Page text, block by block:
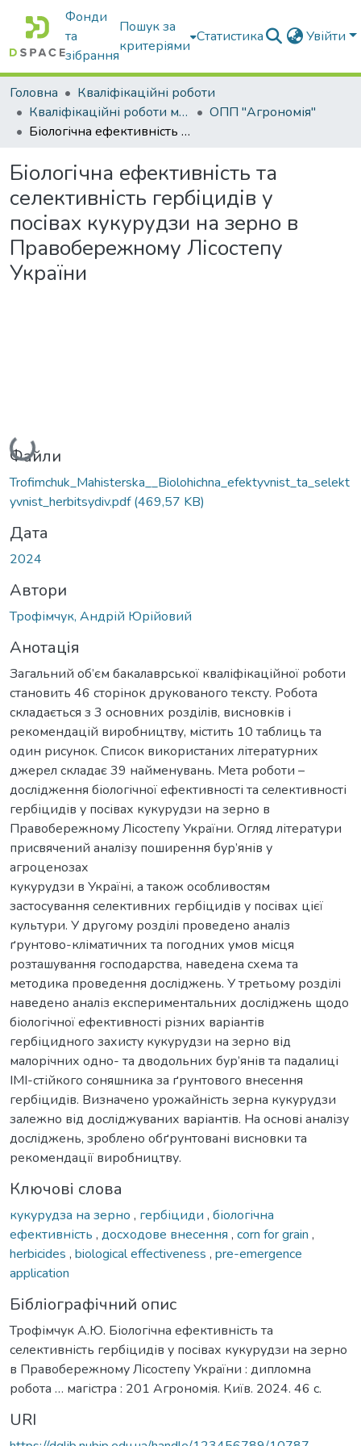
Фонди
та
зібрання
Пошук за
критеріями
Статистика Увійти
Головна
Кваліфікаційні роботи
Кваліфікаційні роботи магістрів
ОПП "Агрономія"
Біологічна ефективність та селективність гербіцидів у посівах кукурудзи на зерно в Правобережному Лісостепу України
Біологічна ефективність та
селективність гербіцидів у
посівах кукурудзи на зерно в
Правобережному Лісостепу
України
Вантажиться...
Файли
Trofimchuk_Mahisterska__Biolohichna_efektyvnist_ta_selekt
yvnist_herbitsydiv.pdf(469,57 KB)
Дата
2024
Автори
Трофімчук, Андрій Юрійовий
Анотація
Загальний об’єм бакалаврської кваліфікаційної роботи
становить 46 сторінок друкованого тексту. Робота
складається з 3 основних розділів, висновків і
рекомендацій виробництву, містить 10 таблиць та
один рисунок. Список використаних літературних
джерел складає 39 найменувань. Мета роботи –
дослідження біологічної ефективності та селективності
гербіцидів у посівах кукурудзи на зерно в
Правобережному Лісостепу України. Огляд літератури
присвячений аналізу поширення бур’янів у
агроценозах
кукурудзи в Україні, а також особливостям
застосування селективних гербіцидів у посівах цієї
культури. У другому розділі проведено аналіз
ґрунтово-кліматичних та погодних умов місця
розташування господарства, наведена схема та
методика проведення досліджень. У третьому розділі
наведено аналіз експериментальних досліджень щодо
біологічної ефективності різних варіантів
гербіцидного захисту кукурудзи на зерно від
малорічних одно- та дводольних бур’янів та падалиці
ІМІ-стійкого соняшника за ґрунтового внесення
гербіцидів. Визначено урожайність зерна кукурудзи
залежно від досліджуваних варіантів. На основі аналізу
досліджень, зроблено обґрунтовані висновки та
рекомендації виробництву.
Ключові слова
кукурудза на зерно , гербіциди , біологічна
ефективність , досходове внесення , corn for grain ,
herbicides , biological effectiveness , pre-emergence
application
Бібліографічний опис
Трофімчук А.Ю. Біологічна ефективність та
селективність гербіцидів у посівах кукурудзи на зерно
в Правобережному Лісостепу України : дипломна
робота … магістра : 201 Агрономія. Київ. 2024. 46 с.
URI